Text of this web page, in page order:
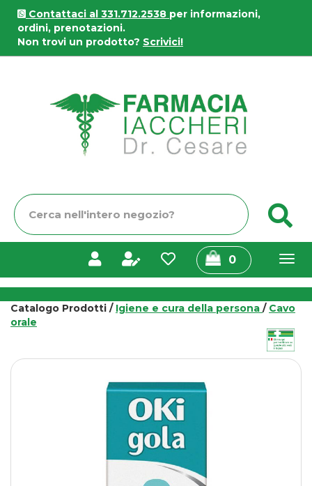
Passa
contenuto
principale
Contattaci al 331.712.2538 per informazioni,
ordini, prenotazioni.
Non trovi un prodotto? Scrivici!
Cerca
Prodotto
0prodotti
inseriti
Catalogo Prodotti / Igiene e cura della persona / Cavo
orale